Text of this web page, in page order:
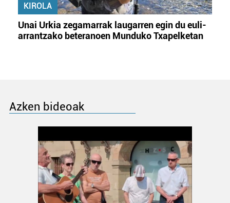
KIROLA
Unai Urkia zegamarrak laugarren egin du euli-
arrantzako beteranoen Munduko Txapelketan
Azken bideoak